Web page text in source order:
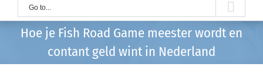
Go to...
Hoe je Fish Road Game meester wordt en
contant geld wint in Nederland